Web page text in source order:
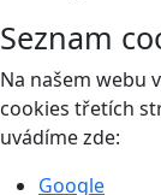
Seznam
Na našem webu
cookies třetích
uvádíme zde:
Google